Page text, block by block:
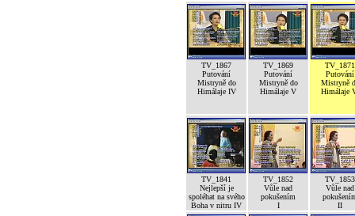
TV_1867
Putování
Mistryně do
Himálaje IV
TV_1869
Putování
Mistryně do
Himálaje V
TV_1871
Putování
Mistryně
Himálaje
TV_1841
Nejlepší je
spoléhat na svého
Boha v nitru IV
TV_1852
Vůle nad
pokušením
I
TV_1853
Vůle nad
II